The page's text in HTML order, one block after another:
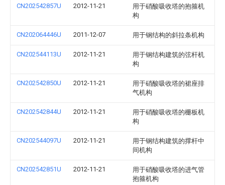
CN202542857U 2012-11-21
用于硝酸吸收塔的抱箍机
构
CN202064446U 2011-12-07 用于钢结构的斜拉条机构
CN202544113U 2012-11-21
用于钢结构建筑的弦杆机
构
CN202542850U 2012-11-21
用于硝酸吸收塔的裙座排
气机构
CN202542844U 2012-11-21
用于硝酸吸收塔的栅板机
构
CN202544097U 2012-11-21
用于钢结构建筑的撑杆中
间机构
CN202542851U 2012-11-21
用于硝酸吸收塔的进气管
抱箍机构